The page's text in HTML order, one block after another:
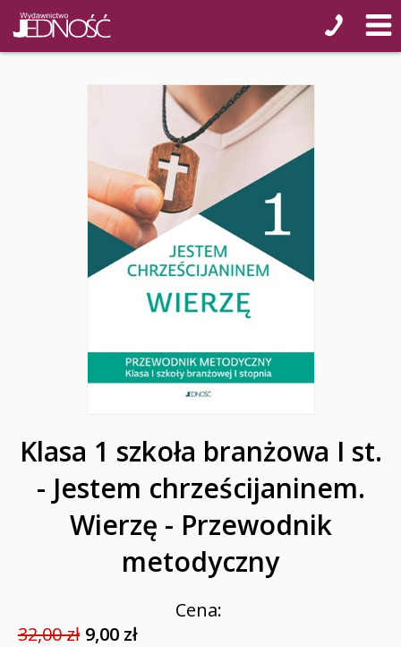
Klasa 1 szkoła branżowa I st.
- Jestem chrześcijaninem.
Wierzę - Przewodnik
metodyczny
Cena:
32,00 zł 9,00 zł